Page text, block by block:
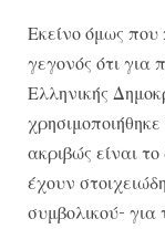
Εκείνο όμως που
γεγονός ότι για
Ελληνικής
ακριβώς είναι
έχουν
συμβολικού- για